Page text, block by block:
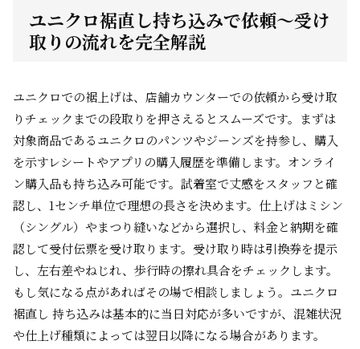
ユニクロ裾直し持ち込みで依頼～受け
取りの流れを完全解説
ユニクロでの裾上げは、店舗カウンターでの依頼から受け取
りチェックまでの段取りを押さえるとスムーズです。まずは
対象商品であるユニクロのパンツやジーンズを持参し、購入
を示すレシートやアプリの購入履歴を準備します。オンライ
ン購入品も持ち込み可能です。試着室で丈感をスタッフと確
認し、1センチ単位で理想の長さを決めます。仕上げはミシン
（シングル）やまつり縫いなどから選択し、料金と納期を確
認して受付伝票を受け取ります。受け取り時は引換券を提示
し、左右差やねじれ、歩行時の擦れ具合をチェックします。
もし気になる点があればその場で相談しましょう。ユニクロ
裾直し 持ち込みは基本的に当日対応が多いですが、混雑状況
や仕上げ種類によっては翌日以降になる場合があります。